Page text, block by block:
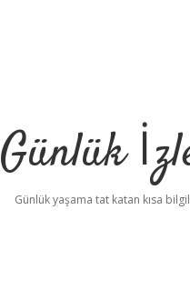
Günlük
Günlük yaşama tat katan kısa